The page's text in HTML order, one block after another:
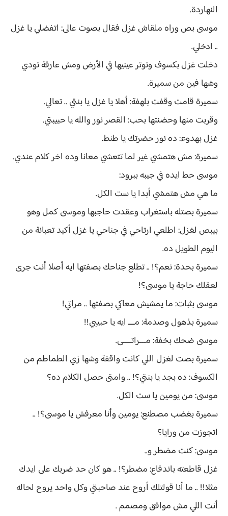
النهاردة.
موسى بص وراه ملقاش غزل فقال بصوت عالى: اتفضلي يا غزل
.. ادخلي.
دخلت غزل بكسوف وتوتر عينيها في الأرض ومش عارفة تودي
وشها فين من سميرة.
سميرة قامت وقفت بلهفة: أهلا يا غزل يا بنتي .. تعالي.
وقربت منها وحضنتها بحب: القصر نور والله يا حبيبتي.
غزل بهدوء: ده نور حضرتك يا طنط.
سميرة: مش هتمشي غير لما تتعشي معانا وده اخر كلام عندي.
موسى حط ايده في جيبه ببرود:
ما هي مش هتمشي أبدا يا ست الكل.
سميرة بصتله باستغراب وعقدت حاجبها وموسى كمل وهو
بيبص لغزل: اطلعي ارتاحي في جناحي يا غزل أكيد تعبانة من
اليوم الطويل ده.
سميرة بحدة: نعم؟! .. تطلع جناحك بصفتها ايه أصلا أنت جرى
لعقلك حاجة يا موسى؟!
موسى بثبات: ما يمشيش معاكي بصفتها .. مراتي!
سميرة بذهول وصدمة: مـــ ايه يا حبيبي!!
موسى ضحك بخفة: مـــراتــــى.
سميرة بصت لغزل اللي كانت واقفة وشها زي الطماطم من
الكسوف: ده بجد يا بنتي؟! .. وامتى حصل الكلام ده؟
موسى: من يومين يا ست الكل.
سميرة بغضب مصطنع: يومين وأنا معرفش يا موسى؟! ..
اتجوزت من ورايا؟
موسى: كنت مضطر و..
غزل قاطعته باندفاع: مضطر؟! .. هو كان حد ضربك على ايدك
مثلا!! .. ما أنا قولتلك أروح عند صاحبتي وكل واحد يروح لحاله
أنت اللي مش موافق ومصمم .